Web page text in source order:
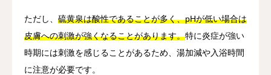
ただし、 硫黄泉は酸性であることが多く、pHが低い場合は
皮膚への刺激が強くなることがあります。特に炎症が強い
時期には刺激を感じることがあるため、湯加減や入浴時間
に注意が必要です。